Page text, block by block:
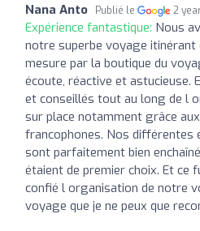
Nana Anto Publié le 2
Expérience fantastique: Nous
notre superbe voyage itinérant
mesure par la boutique du
écoute, réactive et astucieuse.
et conseillés tout au long de l
sur place notamment grâce
francophones. Nos différentes
sont parfaitement bien
étaient de premier choix. Et ce
confié l organisation de notre
voyage que je ne peux que